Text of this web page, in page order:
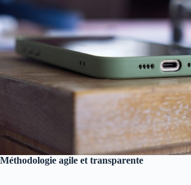
Méthodologie agile et transparente